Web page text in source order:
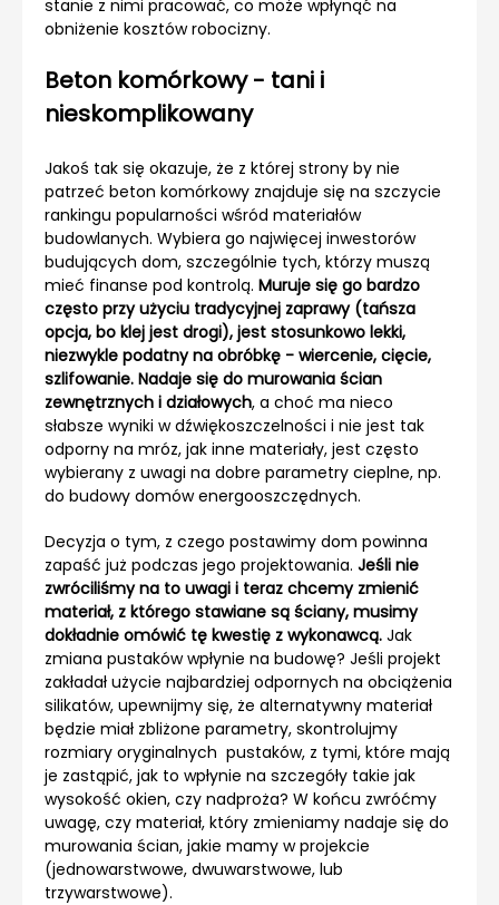
stanie z nimi pracować, co może wpłynąć na
obniżenie kosztów robocizny.
Beton komórkowy - tani i
nieskomplikowany
Jakoś tak się okazuje, że z której strony by nie
patrzeć beton komórkowy znajduje się na szczycie
rankingu popularności wśród materiałów
budowlanych. Wybiera go najwięcej inwestorów
budujących dom, szczególnie tych, którzy muszą
mieć finanse pod kontrolą. Muruje się go bardzo
często przy użyciu tradycyjnej zaprawy (tańsza
opcja, bo klej jest drogi), jest stosunkowo lekki,
niezwykle podatny na obróbkę - wiercenie, cięcie,
szlifowanie. Nadaje się do murowania ścian
zewnętrznych i działowych, a choć ma nieco
słabsze wyniki w dźwiękoszczelności i nie jest tak
odporny na mróz, jak inne materiały, jest często
wybierany z uwagi na dobre parametry cieplne, np.
do budowy domów energooszczędnych.
Decyzja o tym, z czego postawimy dom powinna
zapaść już podczas jego projektowania. Jeśli nie
zwróciliśmy na to uwagi i teraz chcemy zmienić
materiał, z którego stawiane są ściany, musimy
dokładnie omówić tę kwestię z wykonawcą. Jak
zmiana pustaków wpłynie na budowę? Jeśli projekt
zakładał użycie najbardziej odpornych na obciążenia
silikatów, upewnijmy się, że alternatywny materiał
będzie miał zbliżone parametry, skontrolujmy
rozmiary oryginalnych pustaków, z tymi, które mają
je zastąpić, jak to wpłynie na szczegóły takie jak
wysokość okien, czy nadproża? W końcu zwróćmy
uwagę, czy materiał, który zmieniamy nadaje się do
murowania ścian, jakie mamy w projekcie
(jednowarstwowe, dwuwarstwowe, lub
trzywarstwowe).